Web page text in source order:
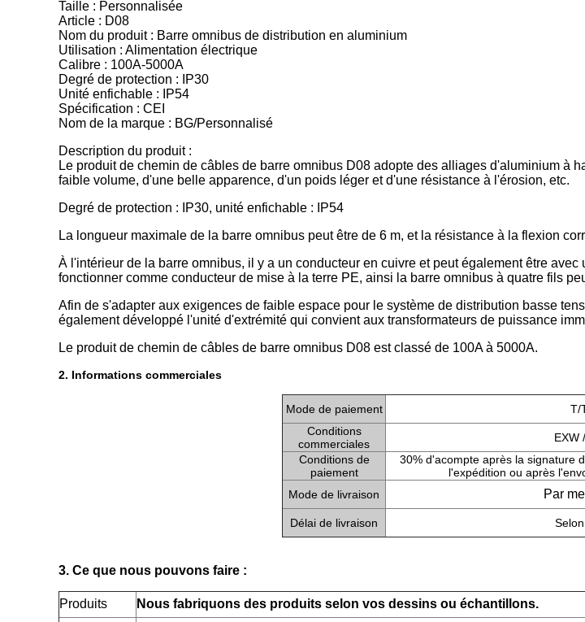
Taille : Personnalisée
Article : D08
Nom du produit : Barre omnibus de distribution en aluminium
Utilisation : Alimentation électrique
Calibre : 100A-5000A
Degré de protection : IP30
Unité enfichable : IP54
Spécification : CEI
Nom de la marque : BG/Personnalisé
Description du produit :
Le produit de chemin de câbles de barre omnibus D08 adopte des alliages d'aluminium à
faible volume, d'une belle apparence, d'un poids léger et d'une résistance à l'érosion, etc.
Degré de protection : IP30, unité enfichable : IP54
La longueur maximale de la barre omnibus peut être de 6 m, et la résistance à la flexion
À l'intérieur de la barre omnibus, il y a un conducteur en cuivre et peut également être
fonctionner comme conducteur de mise à la terre PE, ainsi la barre omnibus à quatre fils
Afin de s'adapter aux exigences de faible espace pour le système de distribution basse
également développé l'unité d'extrémité qui convient aux transformateurs de puissance
Le produit de chemin de câbles de barre omnibus D08 est classé de 100A à 5000A.
2. Informations commerciales
Mode de paiement
T/
Conditions
commerciales
EXW
Conditions de
paiement
30% d'acompte après la signature
l'expédition ou après
Mode de livraison
Par
Délai de livraison
3. Ce que nous pouvons faire :
Produits Nous fabriquons des produits selon vos dessins ou échantillons.